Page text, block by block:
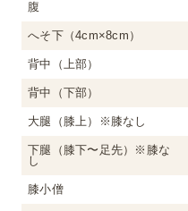
腹
へそ下（4cm×8cm）
背中（上部）
背中（下部）
大腿（膝上）※膝なし
下腿（膝下〜足先）※膝な
し
膝小僧